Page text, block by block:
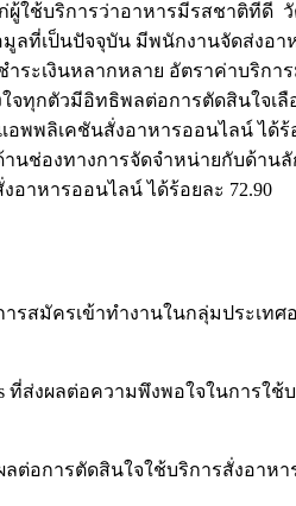
ใช้บริการว่าอาหารมีรสชาติที
ลที่เป็นปัจจุบัน มีพนักงานจัดส่ง
ระเงินหลากหลาย อัตราค่าบริก
จทุกตัวมีอิทธิพลต่อการตัดสินใจ
พพลิเคชันสั่งอาหารออนไลน์ ไ
นช่องทางการจัดจำหน่ายกับด้า
าหารออนไลน์ ได้ร้อยละ 72.90
ารสมัครเข้าทำงานในกลุ่มประ
ที่ส่งผลต่อความพึงพอใจในกา
การตัดสินใจใช้บริการสั่งอาหา